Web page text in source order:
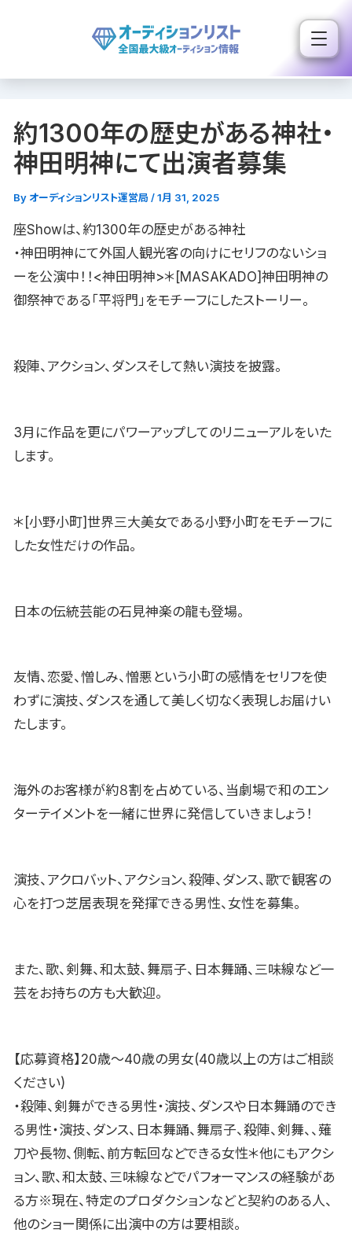
ス
約1300年の歴史がある神社・
神田明神にて出演者募集
By オーディションリスト運営局 /1月 31, 2025
座Showは、約1300年の歴史がある神社
・神田明神にて外国人観光客の向けにセリフのないショ
ーを公演中！！<神田明神>＊[MASAKADO]神田明神の
御祭神である「平将門」をモチーフにしたストーリー。
殺陣、アクション、ダンスそして熱い演技を披露。
3月に作品を更にパワーアップしてのリニューアルをいた
します。
＊[小野小町]世界三大美女である小野小町をモチーフに
した女性だけの作品。
日本の伝統芸能の石見神楽の龍も登場。
友情、恋愛、憎しみ、憎悪という小町の感情をセリフを使
わずに演技、ダンスを通して美しく切なく表現しお届けい
たします。
海外のお客様が約８割を占めている、当劇場で和のエン
ターテイメントを一緒に世界に発信していきましょう！
演技、アクロバット、アクション、殺陣、ダンス、歌で観客の
心を打つ芝居表現を発揮できる男性、女性を募集。
また、歌、剣舞、和太鼓、舞扇子、日本舞踊、三味線など一
芸をお持ちの方も大歓迎。
【応募資格】20歳〜40歳の男女(40歳以上の方はご相談
ください)
・殺陣、剣舞ができる男性・演技、ダンスや日本舞踊のでき
る男性・演技、ダンス、日本舞踊、舞扇子、殺陣、剣舞、、薙
刀や長物、側転、前方転回などできる女性＊他にもアクシ
ョン、歌、和太鼓、三味線などでパフォーマンスの経験があ
る方※現在、特定のプロダクションなどと契約のある人、
他のショー関係に出演中の方は要相談。